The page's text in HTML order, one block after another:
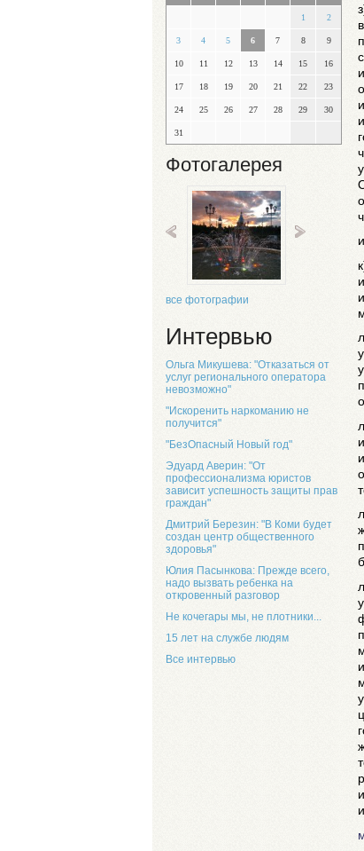
1 2
3 4 5 6 7 8 9
10 11 12 13 14 15 16
17 18 19 20 21 22 23
24 25 26 27 28 29 30
31
Фотогалерея
все фотографии
Интервью
Ольга Микушева: "Отказаться от
услуг регионального оператора
невозможно"
"Искоренить наркоманию не
получится"
"БезОпасный Новый год"
Эдуард Аверин: "От
профессионализма юристов
зависит успешность защиты прав
граждан"
Дмитрий Березин: "В Коми будет
создан центр общественного
здоровья"
Юлия Пасынкова: Прежде всего,
надо вызвать ребенка на
откровенный разговор
Не кочегары мы, не плотники...
15 лет на службе людям
Все интервью